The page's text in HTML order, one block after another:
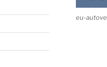
eu-